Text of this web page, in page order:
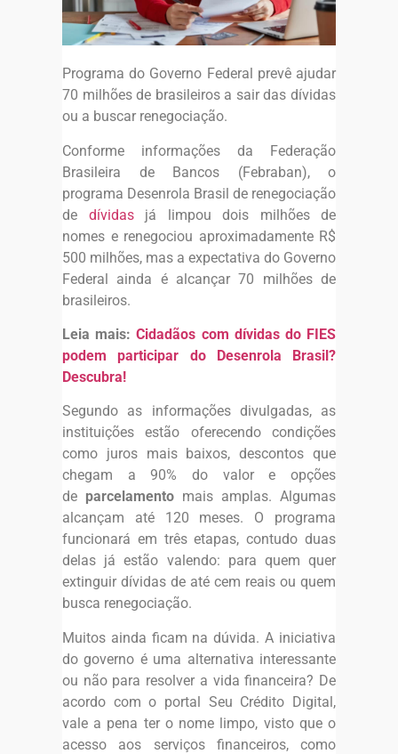
Programa do Governo Federal prevê ajudar
70 milhões de brasileiros a sair das dívidas
ou a buscar renegociação.
Conforme informações da Federação
Brasileira de Bancos (Febraban), o
programa Desenrola Brasil de renegociação
de dívidasjá limpou dois milhões de
nomes e renegociou aproximadamente R$
500 milhões, mas a expectativa do Governo
Federal ainda é alcançar 70 milhões de
brasileiros.
Leia mais:Cidadãos com dívidas do FIES
podem participar do Desenrola Brasil?
Descubra!
Segundo as informações divulgadas, as
instituições estão oferecendo condições
como juros mais baixos, descontos que
chegam a 90% do valor e opções
de parcelamento mais amplas. Algumas
alcançam até 120 meses. O programa
funcionará em três etapas, contudo duas
delas já estão valendo: para quem quer
extinguir dívidas de até cem reais ou quem
busca renegociação.
Muitos ainda ficam na dúvida. A iniciativa
do governo é uma alternativa interessante
ou não para resolver a vida financeira? De
acordo com o portal Seu Crédito Digital,
vale a pena ter o nome limpo, visto que o
acesso aos serviços financeiros, como